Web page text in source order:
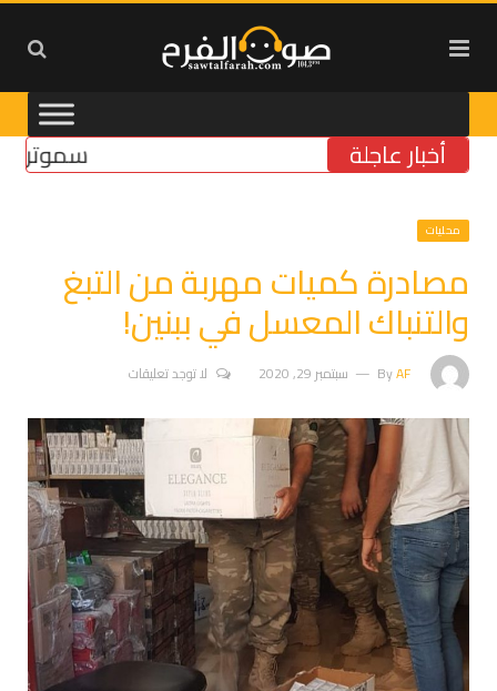
أخبار عاجلة سموتريتش:
محليات
مصادرة كميات مهربة من التبغ
والتنباك المعسل في ببنين!
ByAF سبتمبر 29, 2020 لا توجد تعليقات